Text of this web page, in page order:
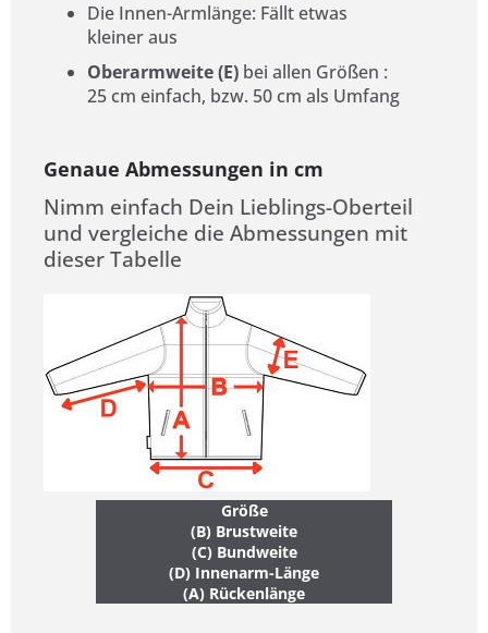
Die Innen-Armlänge: Fällt etwas
kleiner aus
Oberarmweite (E) bei allen Größen :
25 cm einfach, bzw. 50 cm als Umfang
Genaue Abmessungen in cm
Nimm einfach Dein Lieblings-Oberteil
und vergleiche die Abmessungen mit
dieser Tabelle
Größe
(B) Brustweite
(C) Bundweite
(D) Innenarm-Länge
(A) Rückenlänge